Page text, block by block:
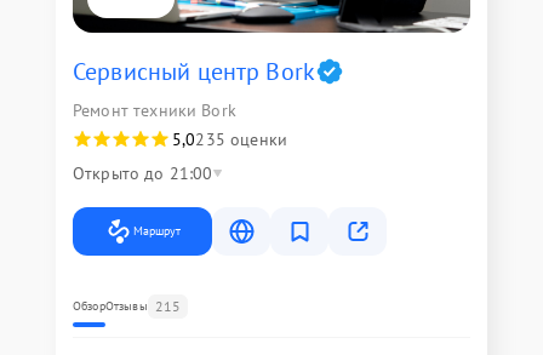
Сервисный центр Bork
Ремонт техники Bork
5,0235 оценки
Открыто до 21:00
Маршрут
ОбзорОтзывы 215